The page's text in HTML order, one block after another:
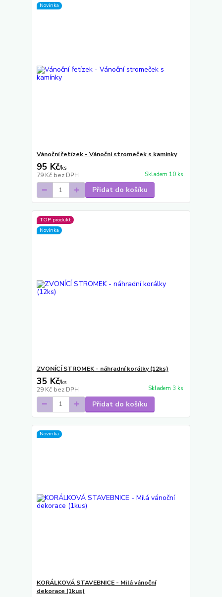
Novinka
Vánoční řetízek - Vánoční stromeček s kamínky
95 Kč/ks
79 Kč bez DPH Skladem 10 ks
Přidat do košíku
TOP produkt
Novinka
ZVONÍCÍ STROMEK - náhradní korálky (12ks)
35 Kč/ks
29 Kč bez DPH Skladem 3 ks
Přidat do košíku
Novinka
KORÁLKOVÁ STAVEBNICE - Milá vánoční
dekorace (1kus)